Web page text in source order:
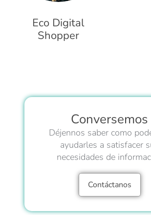
Eco Digital
Shopper
Conversemos
Déjennos saber como
ayudarles a satisfacer
necesidades de
Contáctanos